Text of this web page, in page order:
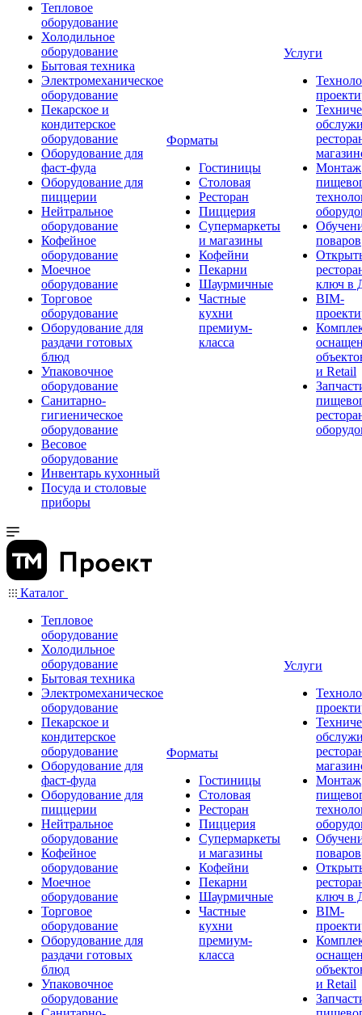
Тепловое
оборудование
Холодильное
оборудование
Бытовая техника
Электромеханическое
оборудование
Пекарское и
кондитерское
оборудование
Оборудование для
фаст-фуда
Оборудование для
пиццерии
Нейтральное
оборудование
Кофейное
оборудование
Моечное
оборудование
Торговое
оборудование
Оборудование для
раздачи готовых
блюд
Упаковочное
оборудование
Санитарно-
гигиеническое
оборудование
Весовое
оборудование
Инвентарь кухонный
Посуда и столовые
приборы
Форматы
Гостиницы
Столовая
Ресторан
Пиццерия
Супермаркеты
и магазины
Кофейни
Пекарни
Шаурмичные
Частные
кухни
премиум-
класса
Услуги
Монтаж
поваров
ключ в
BIM-
и Retail
Каталог
Тепловое
оборудование
Холодильное
оборудование
Бытовая техника
Электромеханическое
оборудование
Пекарское и
кондитерское
оборудование
Оборудование для
фаст-фуда
Оборудование для
пиццерии
Нейтральное
оборудование
Кофейное
оборудование
Моечное
оборудование
Торговое
оборудование
Оборудование для
раздачи готовых
блюд
Упаковочное
оборудование
Форматы
Гостиницы
Столовая
Ресторан
Пиццерия
Супермаркеты
и магазины
Кофейни
Пекарни
Шаурмичные
Частные
кухни
премиум-
класса
Услуги
Монтаж
поваров
ключ в
BIM-
и Retail